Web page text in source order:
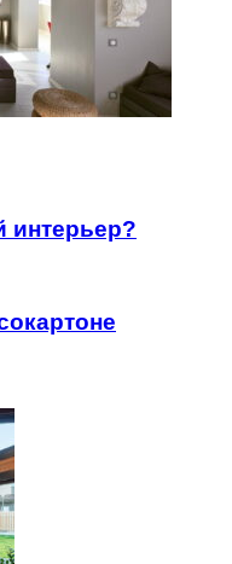
интерьер?